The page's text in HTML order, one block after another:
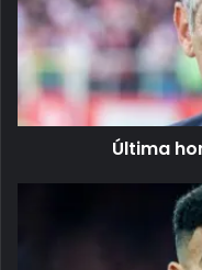
Última